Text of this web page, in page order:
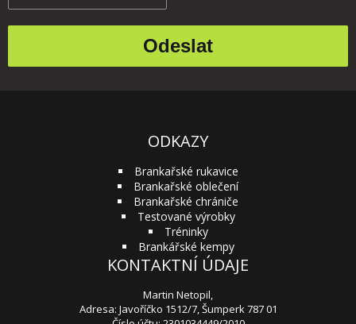
ODKAZY
Brankařské rukavice
Brankařské oblečení
Brankařské chrániče
Testované výrobky
Tréninky
Brankářské kempy
KONTAKTNÍ ÚDAJE
Martin Netopil,
Adresa: Javoříčko 1512/7, Šumperk 787 01